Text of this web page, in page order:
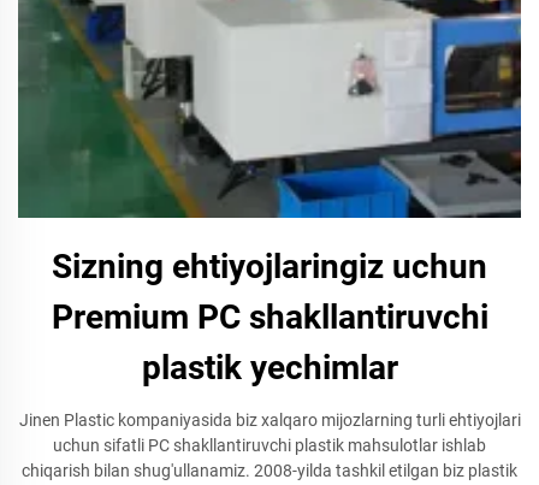
Sizning ehtiyojlaringiz uchun
Premium PC shakllantiruvchi
plastik yechimlar
Jinen Plastic kompaniyasida biz xalqaro mijozlarning turli ehtiyojlari
uchun sifatli PC shakllantiruvchi plastik mahsulotlar ishlab
chiqarish bilan shug'ullanamiz. 2008-yilda tashkil etilgan biz plastik